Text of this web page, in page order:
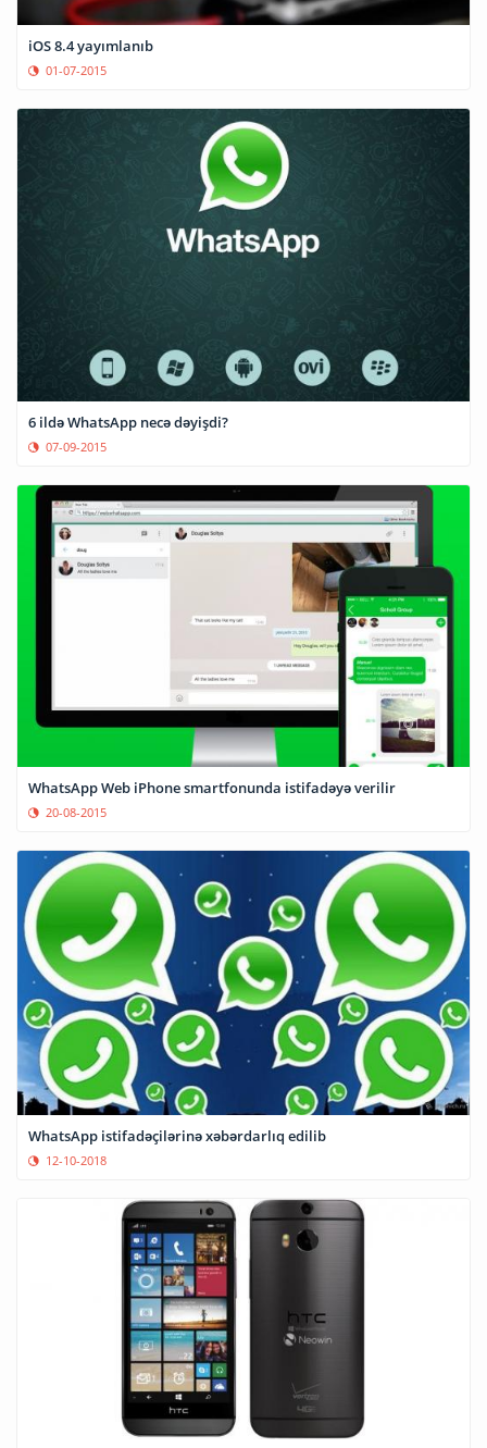
iOS 8.4 yayımlanıb
01-07-2015
6 ildə WhatsApp necə dəyişdi?
07-09-2015
WhatsApp Web iPhone smartfonunda istifadəyə verilir
20-08-2015
WhatsApp istifadəçilərinə xəbərdarlıq edilib
12-10-2018